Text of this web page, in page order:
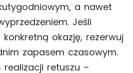
a nawet
Jeśli
okazję, rezerwuj
zapasem czasowym.
retuszu –